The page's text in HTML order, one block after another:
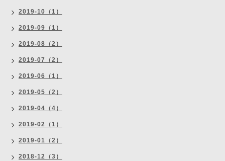
2019-10（1）
2019-09（1）
2019-08（2）
2019-07（2）
2019-06（1）
2019-05（2）
2019-04（4）
2019-02（1）
2019-01（2）
2018-12（3）